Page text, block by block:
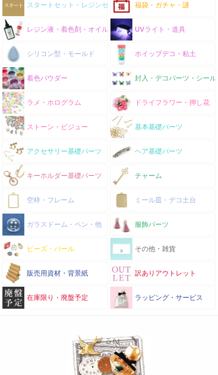
スタートセット・レジンセット 福袋・ガチャ・謎
レジン液・着色剤・オイル UVライト・道具
シリコン型・モールド ホイップデコ・粘土
着色パウダー 封入・デコパーツ・シール
ラメ・ホログラム ドライフラワー・押し花
ストーン・ビジュー 基本基礎パーツ
アクセサリー基礎パーツ ヘア基礎パーツ
キーホルダー基礎パーツ チャーム
空枠・フレーム ミール皿・デコ土台
ガラスドーム・ペン・他 服飾パーツ
ビーズ・パール その他・雑貨
販売用資材・背景紙 訳ありアウトレット
在庫限り・廃盤予定 ラッピング・サービス